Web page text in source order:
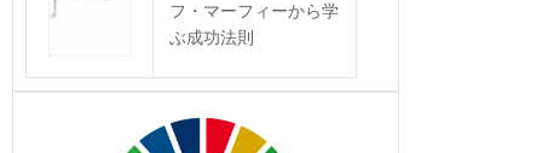
フ・マーフィーから学
ぶ成功法則